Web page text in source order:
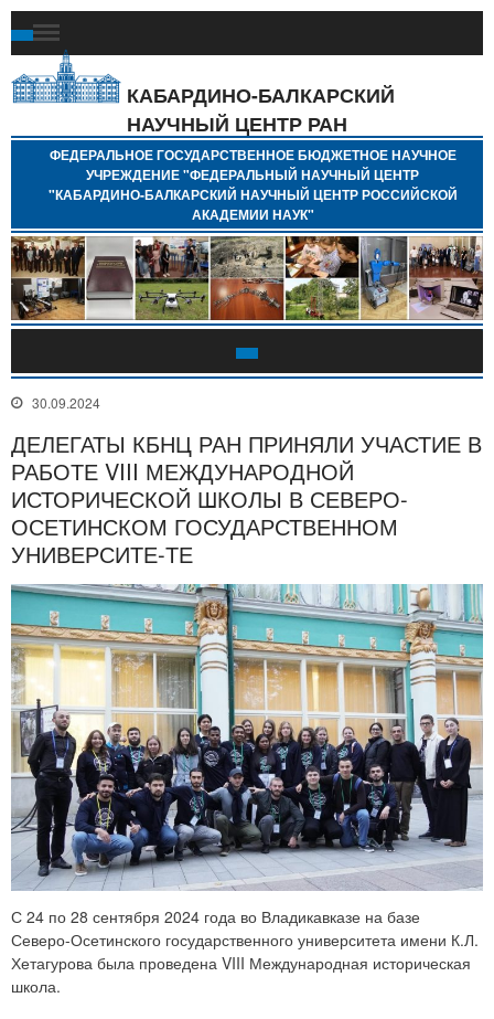
КАБАРДИНО-БАЛКАРСКИЙ
НАУЧНЫЙ ЦЕНТР РАН
ФЕДЕРАЛЬНОЕ ГОСУДАРСТВЕННОЕ БЮДЖЕТНОЕ НАУЧНОЕ
УЧРЕЖДЕНИЕ "ФЕДЕРАЛЬНЫЙ НАУЧНЫЙ ЦЕНТР
"КАБАРДИНО-БАЛКАРСКИЙ НАУЧНЫЙ ЦЕНТР РОССИЙСКОЙ
АКАДЕМИИ НАУК"
30.09.2024
ДЕЛЕГАТЫ КБНЦ РАН ПРИНЯЛИ УЧАСТИЕ В
РАБОТЕ VIII МЕЖДУНАРОДНОЙ
ИСТОРИЧЕСКОЙ ШКОЛЫ В СЕВЕРО-
ОСЕТИНСКОМ ГОСУДАРСТВЕННОМ
УНИВЕРСИТЕ-ТЕ
С 24 по 28 сентября 2024 года во Владикавказе на базе
Северо-Осетинского государственного университета имени К.Л.
Хетагурова была проведена VIII Международная историческая
школа.